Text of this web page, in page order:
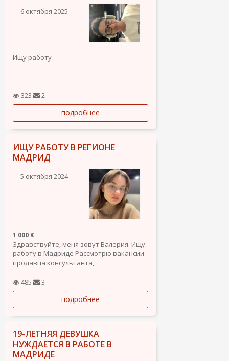
6 октября 2025
Ищу работу
323 2
подробнее
ИЩУ РАБОТУ В РЕГИОНЕ
МАДРИД
5 октября 2024
1 000 €
Здравствуйте, меня зовут Валерия. Ищу
работу в Мадриде Рассмотрю вакансии
продавца консультанта,
Испанский В2, английский С1, есть опыт
работы администратора в языковой
школе и продавца консультанта в
магазине Страдивариус.
485 3
подробнее
19-ЛЕТНЯЯ ДЕВУШКА
НУЖДАЕТСЯ В РАБОТЕ В
МАДРИДЕ